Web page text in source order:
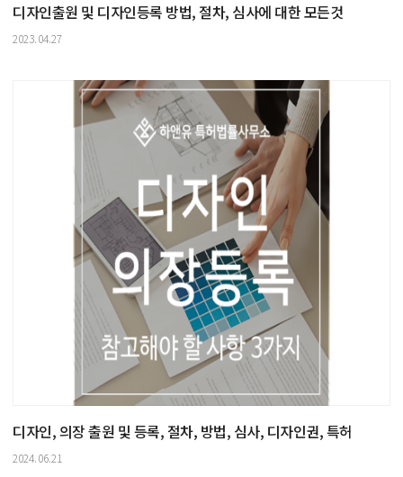
디자인출원 및 디자인등록 방법, 절차, 심사에 대한 모든것
2023.04.27
디자인, 의장 출원 및 등록, 절차, 방법, 심사, 디자인권, 특허
2024.06.21